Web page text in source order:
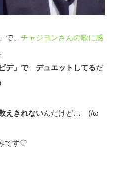
で、 チャジヨンさんの歌に感
デ」で デュエットしてるだ
えきれないんだけど… (/ω
です♡